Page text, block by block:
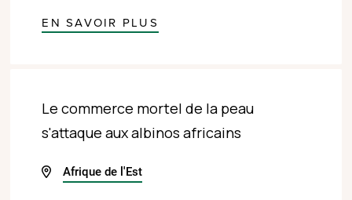
EN SAVOIR PLUS
Le commerce mortel de la peau
s'attaque aux albinos africains
Afrique de l'Est